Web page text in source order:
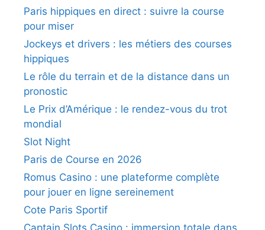
Paris hippiques en direct : suivre la course
pour miser
Jockeys et drivers : les métiers des courses
hippiques
Le rôle du terrain et de la distance dans un
pronostic
Le Prix d’Amérique : le rendez-vous du trot
mondial
Slot Night
Paris de Course en 2026
Romus Casino : une plateforme complète
pour jouer en ligne sereinement
Cote Paris Sportif